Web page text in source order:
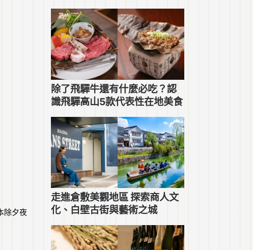
除夕夜
除了飛驒牛還有什麼必吃？認
識飛驒高山5款代表性在地美食
走進倉敷美觀地區 探索商人文
化、白壁古街與藝術之城